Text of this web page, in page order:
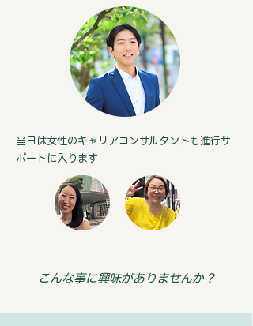
当日は女性のキャリアコンサルタントも進行サ
ポートに入ります
​こんな事に興味がありませんか？